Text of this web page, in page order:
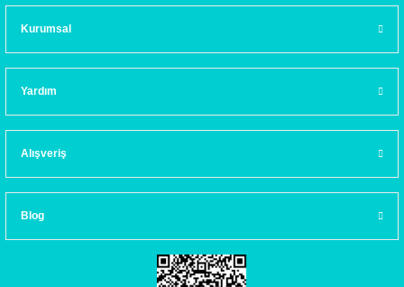
Kurumsal
Yardım
Alışveriş
Blog